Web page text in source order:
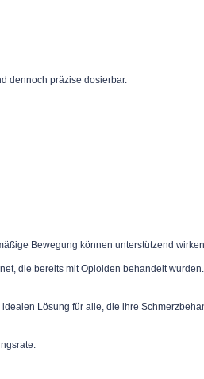
dennoch präzise dosierbar.
Bewegung können unterstützend wirken.
die bereits mit Opioiden behandelt
Lösung für alle, die ihre